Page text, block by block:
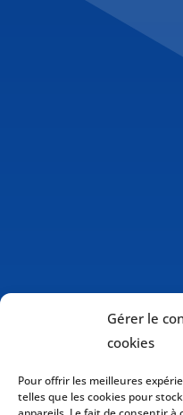
Gérer le
cookies
Pour offrir les meilleures
telles que les cookies pour